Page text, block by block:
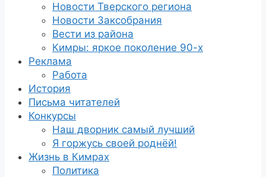
Новости Тверского региона
Новости Заксобрания
Вести из района
Кимры: яркое поколение 90-х
Реклама
Работа
История
Письма читателей
Конкурсы
Наш дворник самый лучший
Я горжусь своей роднёй!
Жизнь в Кимрах
Политика